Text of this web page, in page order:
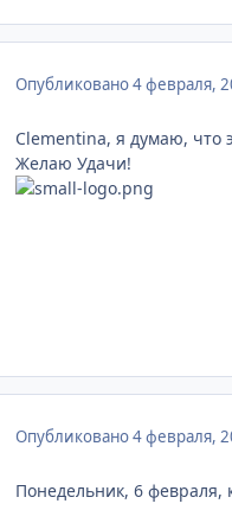
Опубликовано4 февраля,
Clementina, я думаю, что
Желаю Удачи!
Опубликовано4 февраля,
Понедельник, 6 февраля,